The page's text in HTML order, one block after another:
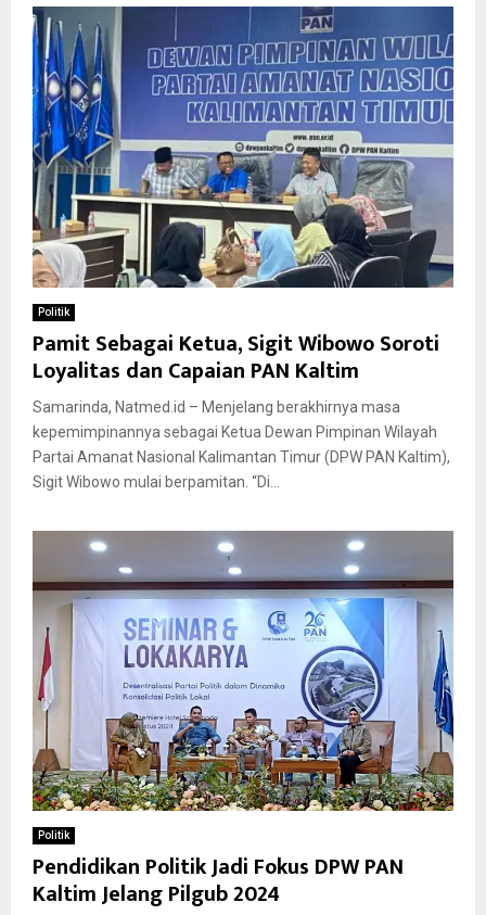
Politik
Pamit Sebagai Ketua, Sigit Wibowo Soroti
Loyalitas dan Capaian PAN Kaltim
Samarinda, Natmed.id – Menjelang berakhirnya masa
kepemimpinannya sebagai Ketua Dewan Pimpinan Wilayah
Partai Amanat Nasional Kalimantan Timur (DPW PAN Kaltim),
Sigit Wibowo mulai berpamitan. “Di...
Politik
Pendidikan Politik Jadi Fokus DPW PAN
Kaltim Jelang Pilgub 2024